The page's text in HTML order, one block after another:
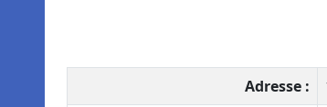
Adresse :